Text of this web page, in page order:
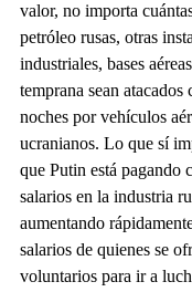
valor, no importa
petróleo rusas, otras
industriales, bases
temprana sean atacados
noches por vehículos
ucranianos. Lo que sí
que Putin está pagando
salarios en la industria
aumentando
salarios de quienes se
voluntarios para ir a